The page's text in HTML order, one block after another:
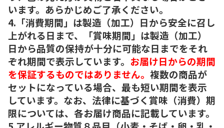
います。あらかじめご了承ください。
4.「消費期間」は製造（加工）日から安全に召し
上がれる日まで、「賞味期間」は製造（加工）
日から品質の保持が十分に可能な日までをそれ
ぞれ期間で表示しています。 お届け日からの期間
を保証するものではありません。 複数の商品が
セットになっている場合、最も短い期間を表示
しています。なお、法律に基づく賞味（消費）期
限については、各お届け商品に記載しています。